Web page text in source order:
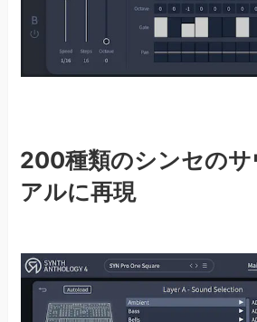
200種類のシンセのサ
アルに再現